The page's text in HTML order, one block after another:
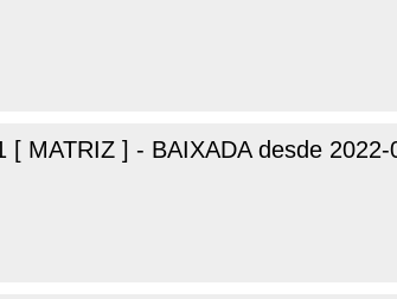
[ MATRIZ ] - BAIXADA desde 2022-